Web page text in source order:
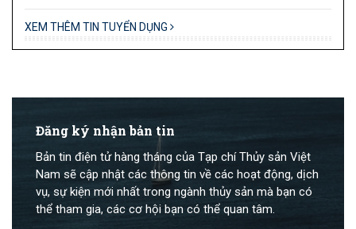
XEM THÊM TIN TUYỂN DỤNG
Đăng ký nhận bản tin
Bản tin điện tử hàng tháng của Tạp chí Thủy sản Việt
Nam sẽ cập nhật các thông tin về các hoạt động, dịch
vụ, sự kiện mới nhất trong ngành thủy sản mà bạn có
thể tham gia, các cơ hội bạn có thể quan tâm.